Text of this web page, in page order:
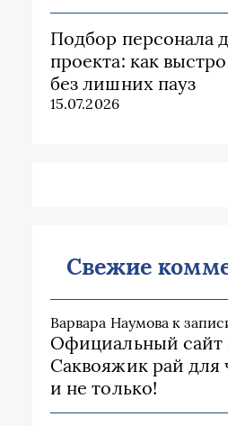
Подбор персонала
проекта: как
без лишних пауз
15.07.2026
Свежие
Варвара Наумова к
Официальный сайт
Саквояжик рай для
и не только!